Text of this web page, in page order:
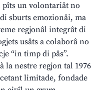
pîts un volontariât no
sburts emozionâi, ma
regjonâl integrât di
usâts a colaborâ no
“in timp di pâs”.
la nestre regjon tal 1976
limitade, fondade